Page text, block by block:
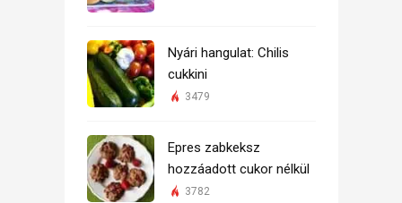
Nyári hangulat: Chilis
cukkini
3479
Epres zabkeksz
hozzáadott cukor nélkül
3782